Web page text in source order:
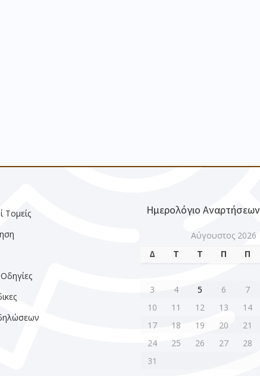
Τομείς
Ημερολόγιο Αναρτήσεων
Αύγουστος 2026
Δ
Τ Τ Π Π
3
4 5 6 7
10
11 12 13 14
17
18 19 20 21
24
25 26 27 28
31